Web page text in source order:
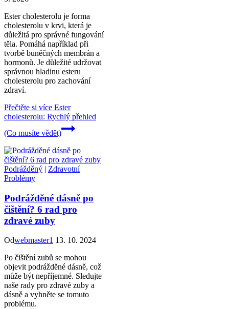
Ester cholesterolu je forma
cholesterolu v krvi, která je
důležitá pro správné fungování
těla. Pomáhá například při
tvorbě buněčných membrán a
hormonů. Je důležité udržovat
správnou hladinu esteru
cholesterolu pro zachování
zdraví.
Přečtěte si více Ester
cholesterolu: Rychlý přehled
(Co musíte vědět)
Podrážděný | Zdravotní
Problémy
Podrážděné dásně po
čištění? 6 rad pro
zdravé zuby
Odwebmaster1 13. 10. 2024
Po čištění zubů se mohou
objevit podrážděné dásně, což
může být nepříjemné. Sledujte
naše rady pro zdravé zuby a
dásně a vyhněte se tomuto
problému.